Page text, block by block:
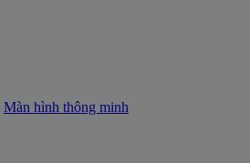
Màn hình thông minh